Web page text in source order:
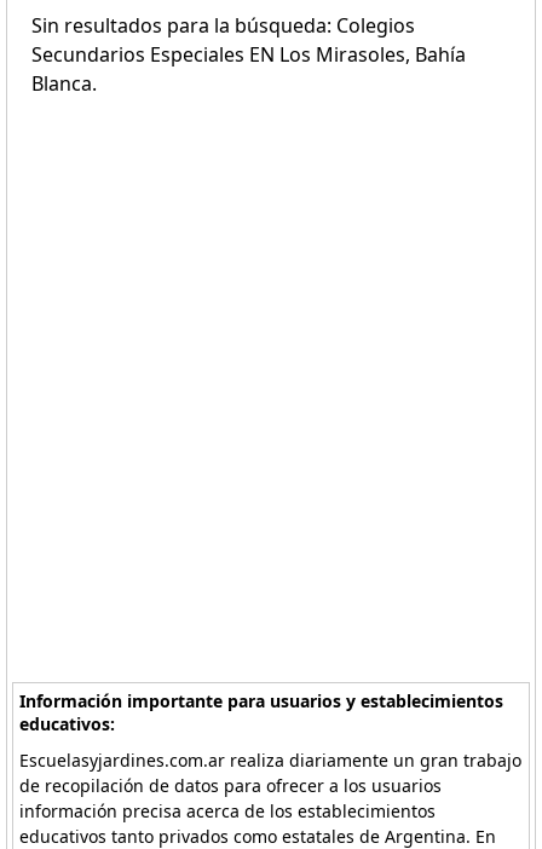
Sin resultados para la búsqueda: Colegios
Secundarios Especiales EN Los Mirasoles, Bahía
Blanca.
Información importante para usuarios y establecimientos
educativos:
Escuelasyjardines.com.ar realiza diariamente un gran trabajo
de recopilación de datos para ofrecer a los usuarios
información precisa acerca de los establecimientos
educativos tanto privados como estatales de Argentina. En